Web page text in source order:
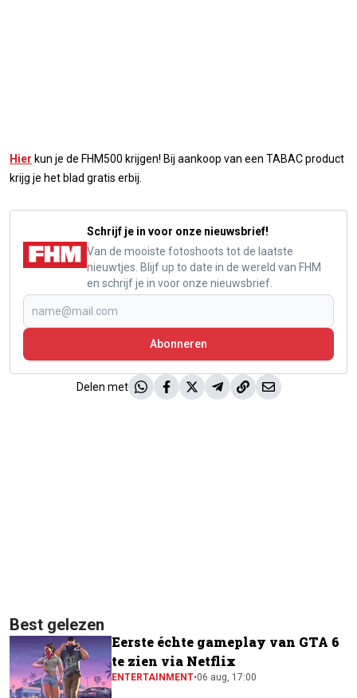
Hier kun je de FHM500 krijgen! Bij aankoop van een TABAC product
krijg je het blad gratis erbij.
Schrijf je in voor onze nieuwsbrief!
Van de mooiste fotoshoots tot de laatste
nieuwtjes. Blijf up to date in de wereld van FHM
en schrijf je in voor onze nieuwsbrief.
Abonneren
Delen met
Best gelezen
Eerste échte gameplay van GTA 6
te zien via Netflix
ENTERTAINMENT•06 aug, 17:00